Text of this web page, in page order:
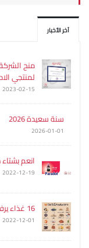
آخر الأخبار
منح
لمنتجي
2023-02-15
سنة سعيدة 2026
2026-01-01
انعم
2022-12-19
16 غذاء يرفع مناعتك في الشتاء
2022-12-01